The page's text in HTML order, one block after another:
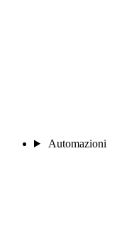
Automazioni